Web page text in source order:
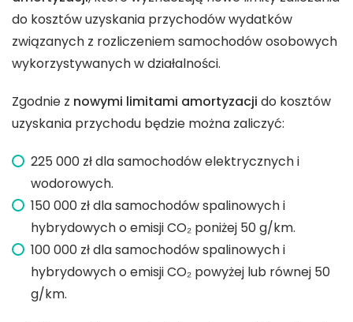
do kosztów uzyskania przychodów wydatków
związanych z rozliczeniem samochodów osobowych
wykorzystywanych w działalności.
Zgodnie z nowymi limitami amortyzacji do kosztów
uzyskania przychodu będzie można zaliczyć:
225 000 zł dla samochodów elektrycznych i
wodorowych.
150 000 zł dla samochodów spalinowych i
hybrydowych o emisji CO₂ poniżej 50 g/km.
100 000 zł dla samochodów spalinowych i
hybrydowych o emisji CO₂ powyżej lub równej 50
g/km.